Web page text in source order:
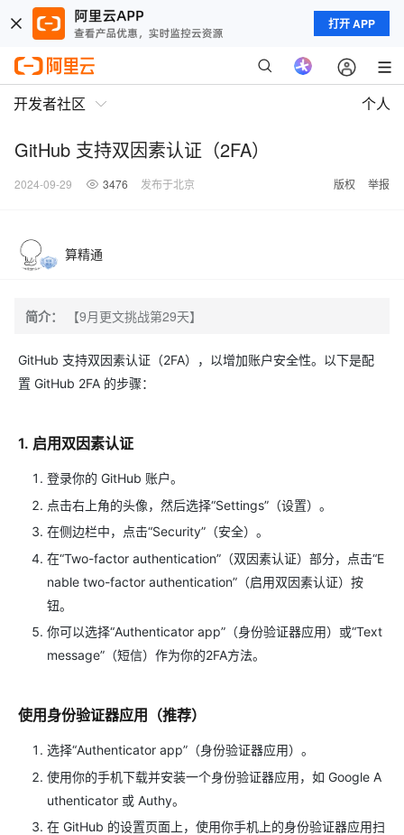
打开 APP
开发者社区 个人
GitHub 支持双因素认证（2FA）
2024-09-29 3476 发布于北京 版权 举报
算精通
简介： 【9月更文挑战第29天】
GitHub 支持双因素认证（2FA），以增加账户安全性。以下是配
置 GitHub 2FA 的步骤：
1. 启用双因素认证
登录你的 GitHub 账户。
点击右上角的头像，然后选择“Settings”（设置）。
在侧边栏中，点击“Security”（安全）。
在“Two-factor authentication”（双因素认证）部分，点击“E
nable two-factor authentication”（启用双因素认证）按
钮。
你可以选择“Authenticator app”（身份验证器应用）或“Text
message”（短信）作为你的2FA方法。
使用身份验证器应用（推荐）
选择“Authenticator app”（身份验证器应用）。
使用你的手机下载并安装一个身份验证器应用，如 Google A
uthenticator 或 Authy。
在 GitHub 的设置页面上，使用你手机上的身份验证器应用扫